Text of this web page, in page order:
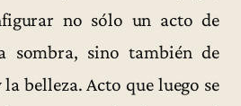
no sólo un acto de
sombra, sino también de
belleza. Acto que luego se